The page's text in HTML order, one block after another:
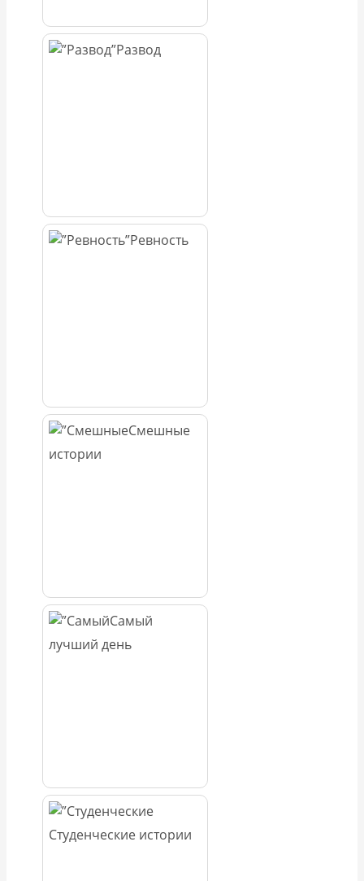
Развод
Ревность
Смешные
истории
Самый
лучший день
Студенческие истории